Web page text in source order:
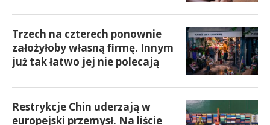
Trzech na czterech ponownie
założyłoby własną firmę. Innym
już tak łatwo jej nie polecają
Restrykcje Chin uderzają w
europejski przemysł. Na liście